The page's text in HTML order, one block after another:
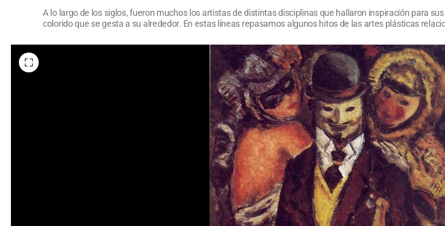
A lo largo de los siglos, fueron muchos los artistas de distintas disciplinas que hallaron inspiración para
colorido que se gesta a su alrededor. En estas líneas repasamos algunos hitos de las artes plásticas